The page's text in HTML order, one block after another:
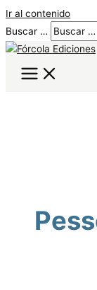
Ir al contenido
Buscar …